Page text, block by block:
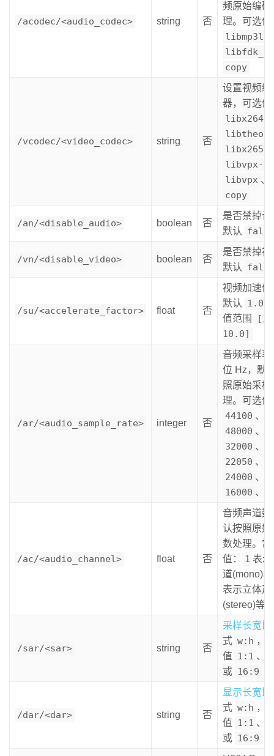
/acodec/<audio_codec> string 否
频原始编码
理。可选值
copy
/vcodec/<video_codec> string 否
设置视频编
器，可选值
libx264
libtheora
libx265
libvpx-
libvpx 、
copy
/an/<disable_audio> boolean 否
是否禁掉音
默认
false
/vn/<disable_video> boolean 否
是否禁掉视
默认
false
/su/<accelerate_factor> float 否
视频加速倍
默认
1.0
值范围
10.0]
/ar/<audio_sample_rate> integer 否
音频采样率
位 Hz，默
照原始采样
理。可选值
44100 、
48000 、
32000 、
22050 、
24000 、
16000 、
/ac/<audio_channel> float 否
音频声道数
认按照原始
数处理。常
值：
1 表
道(mono)、
表示立体声
(stereo)等
/sar/<sar> string 否
采样长宽比
式 w:h ，
值 1:1 、
或 16:9
/dar/<dar> string 否
显示长宽比
式 w:h ，
值 1:1 、
或 16:9